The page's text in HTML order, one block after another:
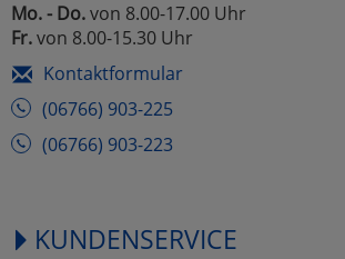
Mo. - Do.von 8.00-17.00 Uhr
Fr.von 8.00-15.30 Uhr
Kontaktformular
(06766) 903-225
(06766) 903-223
KUNDENSERVICE